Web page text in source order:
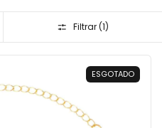
Filtrar (1)
ESGOTADO